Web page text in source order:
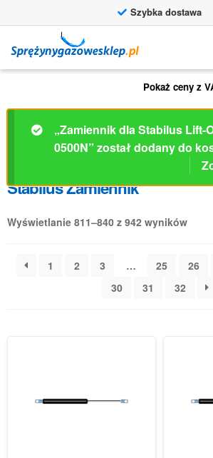
Szybka dostawa
do
nawigacji
do
treści
PRODUKTY
ZASTOSOWANIA
FAQ
Pokaż ceny z
„Zamiennik dla Stabilus Lift-
0500N” został dodany do
Stabilus Zamiennik
Wyświetlanie 811–840 z 942 wyników
1 2 3 … 25 26
30
31 32